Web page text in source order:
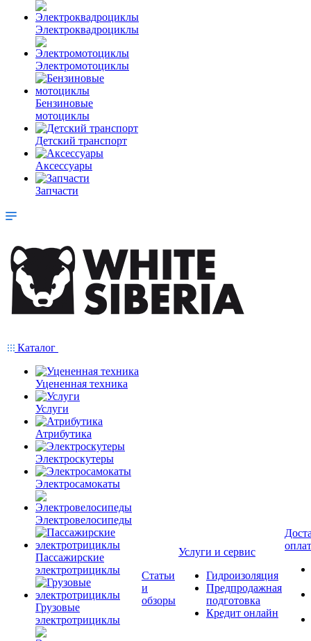
Электроквадроциклы
Электромотоциклы
Бензиновые
мотоциклы
Детский транспорт
Аксессуары
Запчасти
Каталог
Уцененная техника
Услуги
Атрибутика
Электроскутеры
Электросамокаты
Электровелосипеды
Пассажирские
электротрициклы
Грузовые
электротрициклы
Статьи
и
обзоры
Услуги и сервис
Гидроизоляция
Предпродажная
подготовка
Кредит онлайн